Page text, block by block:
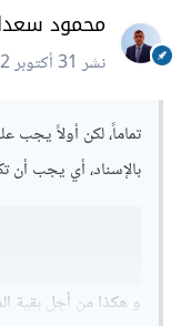
محمود
نشر31 أكتوبر 2022
تماماً، لكن أولاً يجب
بالإسناد، أي يجب أن
و هكذا من أجل بقية